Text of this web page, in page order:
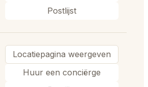
Postlijst
Locatiepagina weergeven
Huur een conciërge